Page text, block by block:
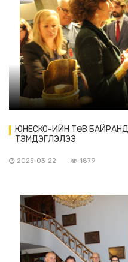
ЮНЕСКО-ИЙН ТӨВ
ТЭМДЭГЛЭЛЭЭ
2025-03-22 1879